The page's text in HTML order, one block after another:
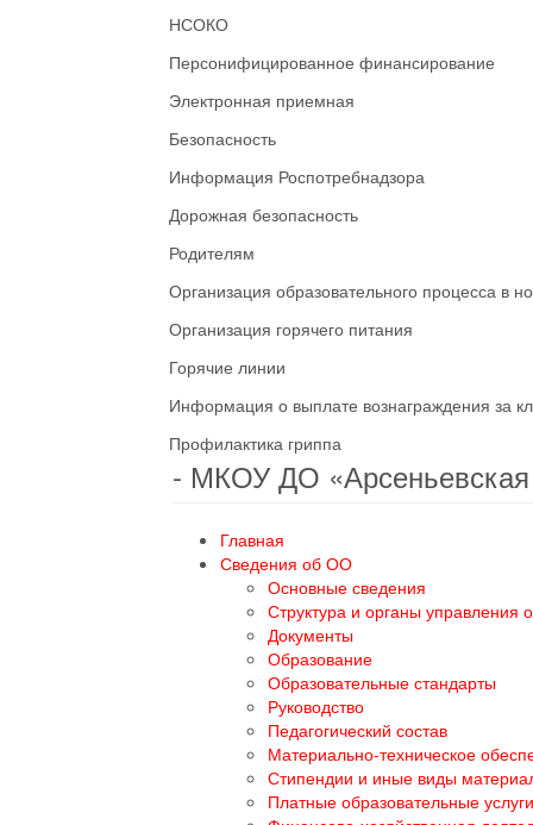
НСОКО
Персонифицированное финансирование
Электронная приемная
Безопасность
Информация Роспотребнадзора
Дорожная безопасность
Родителям
Организация образовательного процесса в
Организация горячего питания
Горячие линии
Информация о выплате вознаграждения за
Профилактика гриппа
- МКОУ ДО
Главная
Сведения об ОО
Основные сведения
Структура и органы управления
Документы
Образование
Образовательные стандарты
Руководство
Педагогический состав
Материально-техническое
Стипендии и иные виды
Платные образовательные услуги